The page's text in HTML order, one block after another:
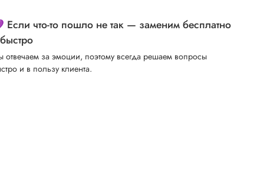
Если что-то пошло не так — заменим бесплатно
отвечаем за эмоции, поэтому всегда решаем вопросы
и в пользу клиента.